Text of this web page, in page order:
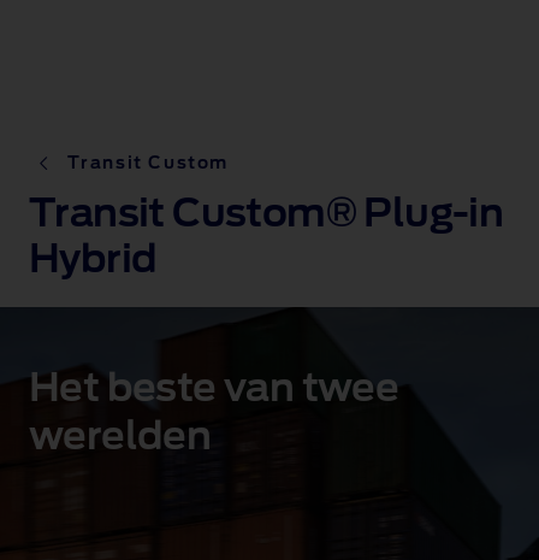
Transit Custom
Transit Custom® Plug-in
Hybrid
Het beste van twee
werelden